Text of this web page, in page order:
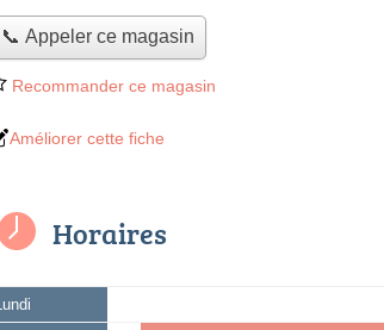
📞 Appeler ce magasin
Recommander ce magasin
Améliorer cette fiche
Horaires
Lundi